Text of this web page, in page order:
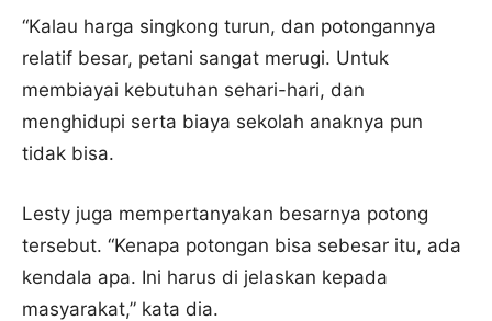
“Kalau harga singkong turun, dan potongannya
relatif besar, petani sangat merugi. Untuk
membiayai kebutuhan sehari-hari, dan
menghidupi serta biaya sekolah anaknya pun
tidak bisa.
Lesty juga mempertanyakan besarnya potong
tersebut. “Kenapa potongan bisa sebesar itu, ada
kendala apa. Ini harus di jelaskan kepada
masyarakat,” kata dia.